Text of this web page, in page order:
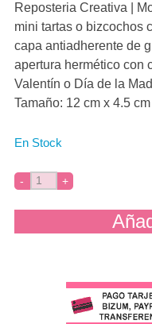
Reposteria Creativa |
mini tartas o bizcochos
capa antiadherente de
apertura hermético con
Valentín o Día de la
Tamaño: 12 cm x 4.5
En Stock